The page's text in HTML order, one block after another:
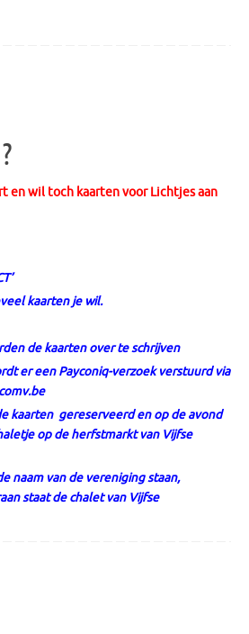
en wil toch kaarten voor Lichtjes aan
kaarten je wil.
de kaarten over te schrijven
er een Payconiq-verzoek verstuurd via
kaarten gereserveerd en op de avond
op de herfstmarkt van Vijfse
naam van de vereniging staan,
staat de chalet van Vijfse